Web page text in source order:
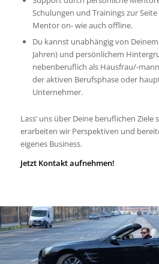
Schulungen und Trainings zur
Mentor on- wie auch offline.
Du kannst unabhängig von
Jahren) und persönlichem
nebenberuflich als Hausfrau/-
der aktiven Berufsphase oder
Unternehmer.
Lass’ uns über Deine beruflichen Ziele
erarbeiten wir Perspektiven und
eigenes Business.
Jetzt Kontakt aufnehmen!